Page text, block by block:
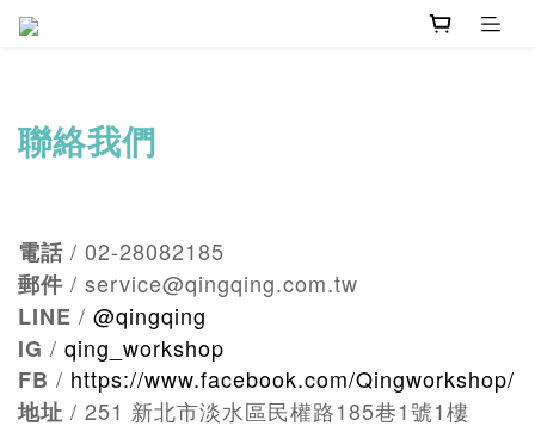
聯絡我們
電話 / 02-28082185
郵件 / service@qingqing.com.tw
LINE / @qingqing
IG / qing_workshop
FB / https://www.facebook.com/Qingworkshop/
地址 / 251 新北市淡水區民權路185巷1號1樓